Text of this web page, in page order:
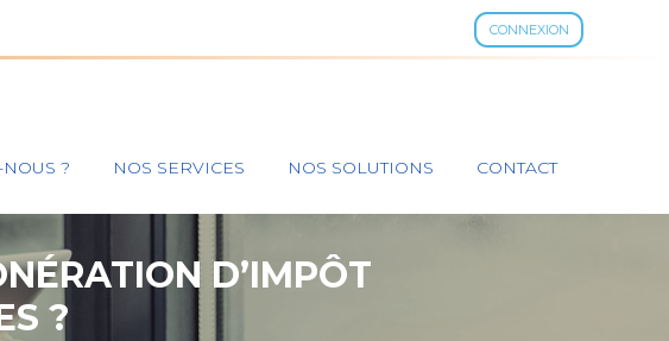
CONNEXION
? NOS SERVICES NOS SOLUTIONS CONTACT
D’IMPÔT
?